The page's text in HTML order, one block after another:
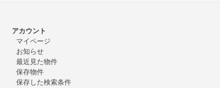
アカウント
マイページ
お知らせ
最近見た物件
保存物件
保存した検索条件